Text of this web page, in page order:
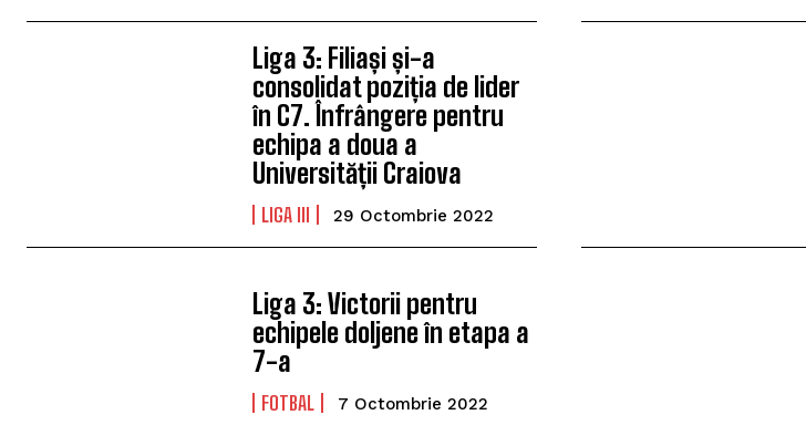
Liga 3: Filiași și-a
consolidat poziția de lider
în C7. Înfrângere pentru
echipa a doua a
Universității Craiova
LIGA III 29 Octombrie 2022
Liga 3: Victorii pentru
echipele doljene în etapa a
7-a
FOTBAL 7 Octombrie 2022